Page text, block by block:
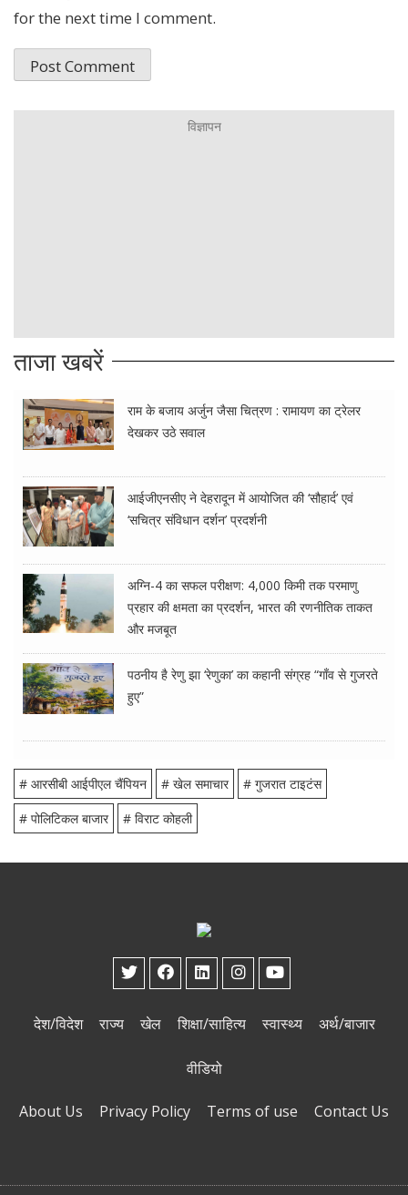
for the next time I comment.
ताजा खबरें
राम के बजाय अर्जुन जैसा चित्रण : रामायण का ट्रेलर
देखकर उठे सवाल
आईजीएनसीए ने देहरादून में आयोजित की ‘सौहार्द’ एवं
‘सचित्र संविधान दर्शन’ प्रदर्शनी
अग्नि-4 का सफल परीक्षण: 4,000 किमी तक परमाणु
प्रहार की क्षमता का प्रदर्शन, भारत की रणनीतिक ताकत
और मजबूत
पठनीय है रेणु झा ‘रेणुका’ का कहानी संग्रह “गाँव से गुजरते
हुए”
# आरसीबी आईपीएल चैंपियन # खेल समाचार
# गुजरात टाइटंस
# पोलिटिकल बाजार
# विराट कोहली
देश/विदेश राज्य खेल शिक्षा/साहित्य स्वास्थ्य अर्थ/बाजार
वीडियो
About Us Privacy Policy Terms of use Contact Us